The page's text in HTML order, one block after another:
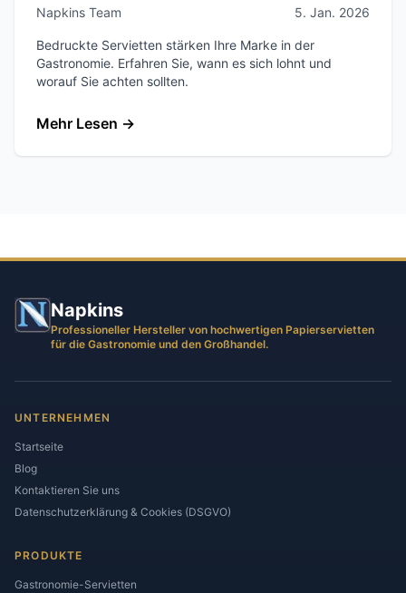
Napkins Team 5. Jan. 2026
Bedruckte Servietten stärken Ihre Marke in der
Gastronomie. Erfahren Sie, wann es sich lohnt und
worauf Sie achten sollten.
Mehr Lesen →
Napkins
Professioneller Hersteller von hochwertigen Papierservietten
für die Gastronomie und den Großhandel.
UNTERNEHMEN
Startseite
Blog
Kontaktieren Sie uns
Datenschutzerklärung & Cookies (DSGVO)
PRODUKTE
Gastronomie-Servietten